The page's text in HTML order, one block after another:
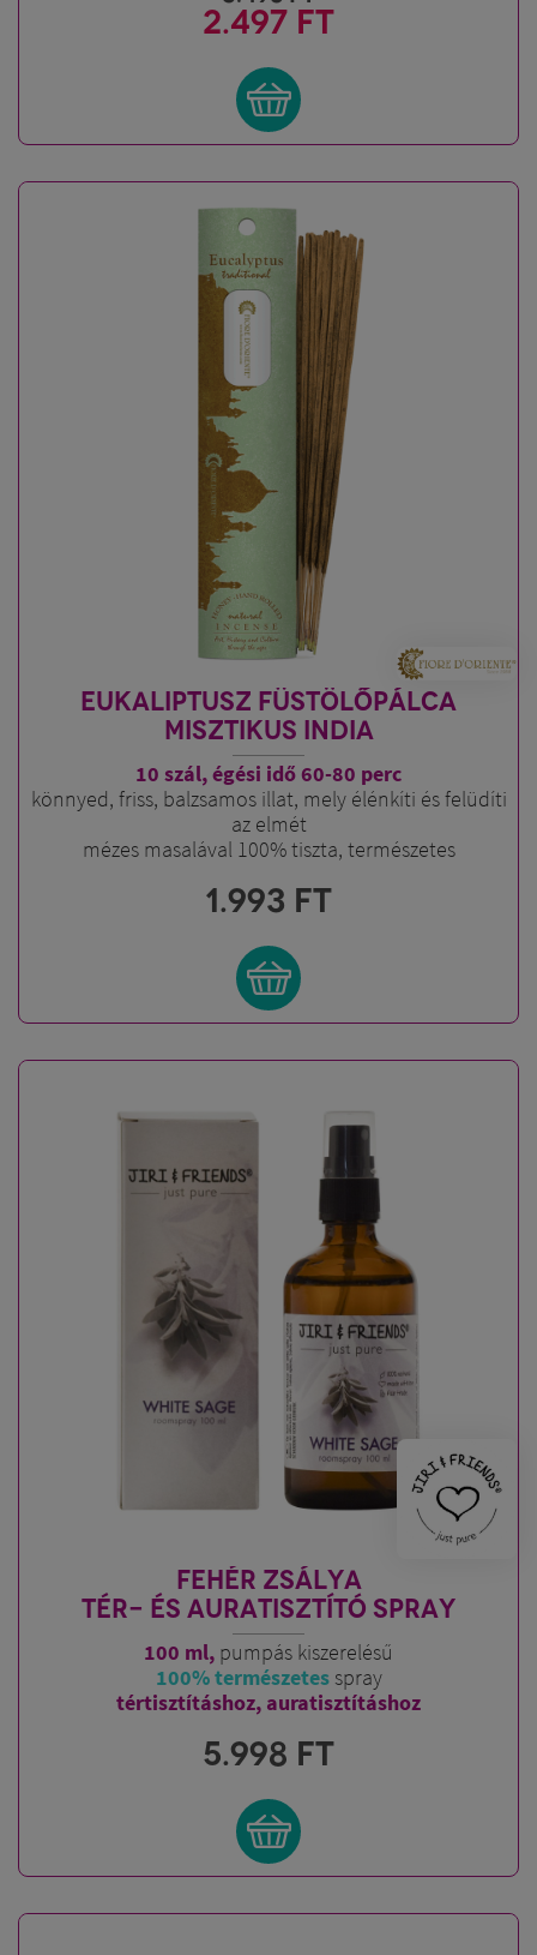
2.497 FT
EUKALIPTUSZ FÜSTÖLŐPÁLCA
MISZTIKUS INDIA
10 szál, égési idő 60-80 perc
könnyed, friss, balzsamos illat, mely élénkíti és felüdíti
az elmét
mézes masalával 100% tiszta, természetes
1.993 FT
FEHÉR ZSÁLYA
TÉR- ÉS AURATISZTÍTÓ SPRAY
100 ml, pumpás kiszerelésű
100% természetesspray
tértisztításhoz, auratisztításhoz
5.998 FT